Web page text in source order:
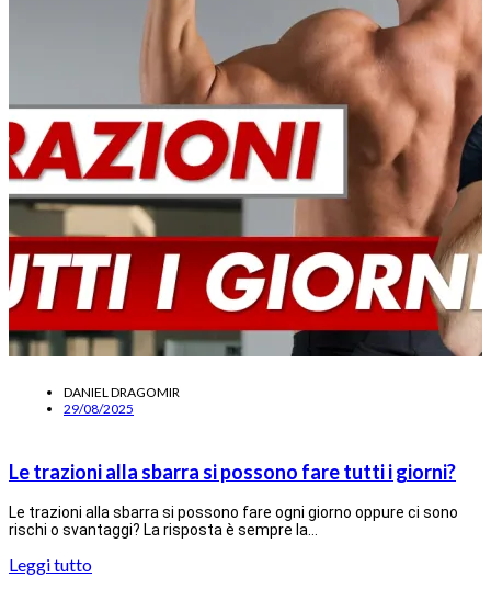
DANIEL DRAGOMIR
29/08/2025
Le trazioni alla sbarra si possono fare tutti i giorni?
Le trazioni alla sbarra si possono fare ogni giorno oppure ci sono
rischi o svantaggi? La risposta è sempre la…
Leggi tutto